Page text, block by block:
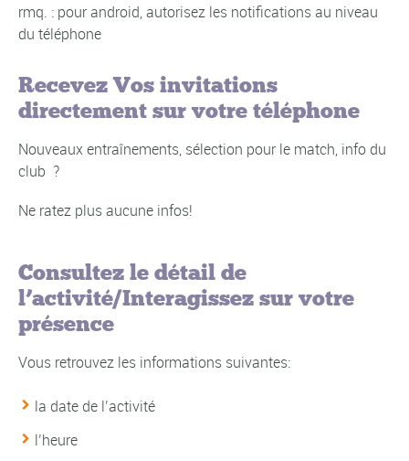
rmq. : pour android, autorisez les notifications au niveau
du téléphone
Recevez Vos invitations
directement sur votre téléphone
Nouveaux entraînements, sélection pour le match, info du
club ?
Ne ratez plus aucune infos!
Consultez le détail de
l’activité/Interagissez sur votre
présence
Vous retrouvez les informations suivantes:
la date de l’activité
l’heure